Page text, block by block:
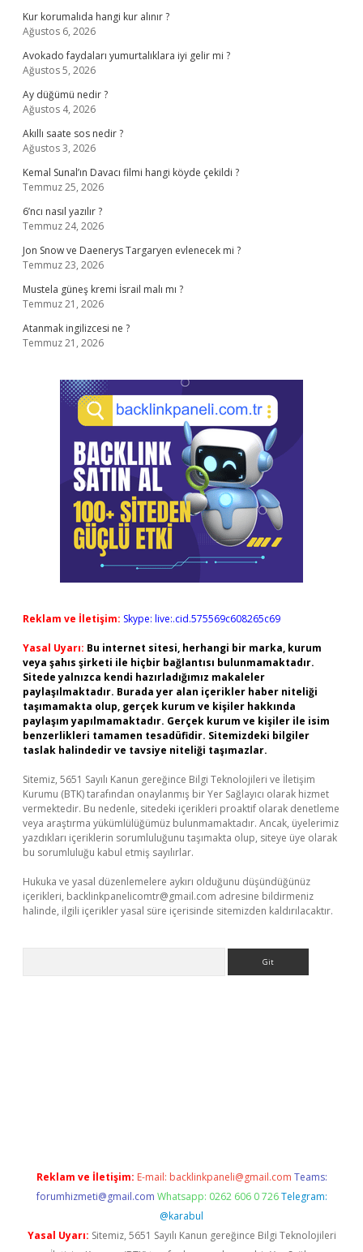
Kur korumalıda hangi kur alınır ?
Ağustos 6, 2026
Avokado faydaları yumurtalıklara iyi gelir mi ?
Ağustos 5, 2026
Ay düğümü nedir ?
Ağustos 4, 2026
Akıllı saate sos nedir ?
Ağustos 3, 2026
Kemal Sunal’ın Davacı filmi hangi köyde çekildi ?
Temmuz 25, 2026
6’ncı nasıl yazılır ?
Temmuz 24, 2026
Jon Snow ve Daenerys Targaryen evlenecek mi ?
Temmuz 23, 2026
Mustela güneş kremi İsrail malı mı ?
Temmuz 21, 2026
Atanmak ingilizcesi ne ?
Temmuz 21, 2026
Reklam ve İletişim: Skype: live:.cid.575569c608265c69
Yasal Uyarı: Bu internet sitesi, herhangi bir marka, kurum
veya şahıs şirketi ile hiçbir bağlantısı bulunmamaktadır.
Sitede yalnızca kendi hazırladığımız makaleler
paylaşılmaktadır. Burada yer alan içerikler haber niteliği
taşımamakta olup, gerçek kurum ve kişiler hakkında
paylaşım yapılmamaktadır. Gerçek kurum ve kişiler ile isim
benzerlikleri tamamen tesadüfidir. Sitemizdeki bilgiler
taslak halindedir ve tavsiye niteliği taşımazlar.
Sitemiz, 5651 Sayılı Kanun gereğince Bilgi Teknolojileri ve İletişim
Kurumu (BTK) tarafından onaylanmış bir Yer Sağlayıcı olarak hizmet
vermektedir. Bu nedenle, sitedeki içerikleri proaktif olarak denetleme
veya araştırma yükümlülüğümüz bulunmamaktadır. Ancak, üyelerimiz
yazdıkları içeriklerin sorumluluğunu taşımakta olup, siteye üye olarak
bu sorumluluğu kabul etmiş sayılırlar.
Hukuka ve yasal düzenlemelere aykırı olduğunu düşündüğünüz
içerikleri, backlinkpanelicomtr@gmail.com adresine bildirmeniz
halinde, ilgili içerikler yasal süre içerisinde sitemizden kaldırılacaktır.
Reklam ve İletişim: E-mail: backlinkpaneli@gmail.com Teams:
forumhizmeti@gmail.com Whatsapp: 0262 606 0 726 Telegram:
@karabul
Yasal Uyarı: Sitemiz, 5651 Sayılı Kanun gereğince Bilgi Teknolojileri